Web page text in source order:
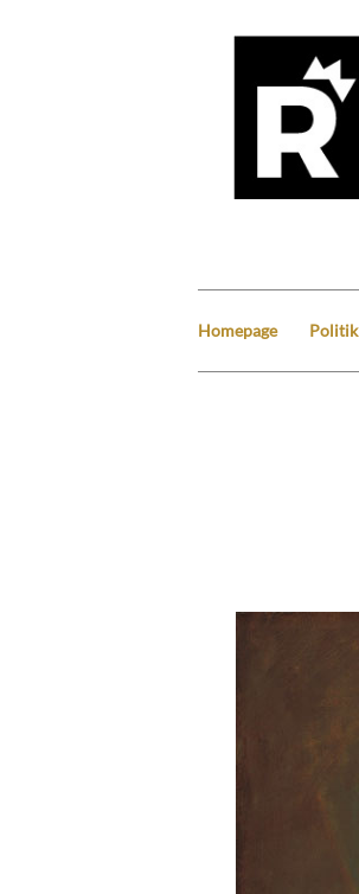
Homepage Politik